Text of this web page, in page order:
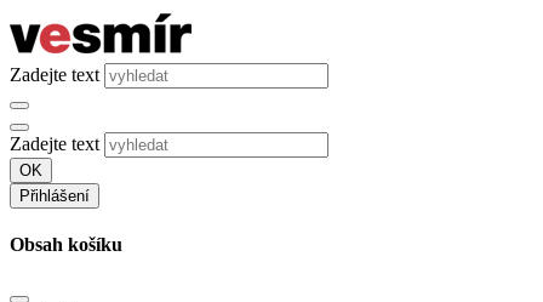
Zadejte text
Zadejte text
OK
Přihlášení
Obsah košíku